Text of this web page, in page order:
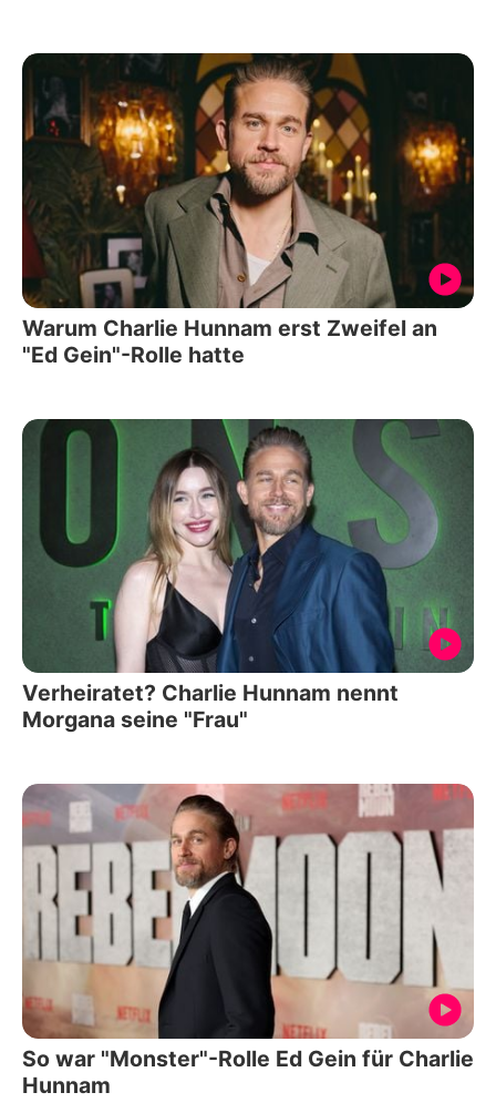
Warum Charlie Hunnam erst Zweifel an
"Ed Gein"-Rolle hatte
Verheiratet? Charlie Hunnam nennt
Morgana seine "Frau"
So war "Monster"-Rolle Ed Gein für Charlie
Hunnam